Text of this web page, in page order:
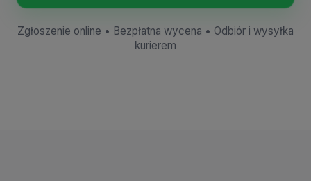
Zgłoszenie online • Bezpłatna wycena • Odbiór i wysyłka
kurierem